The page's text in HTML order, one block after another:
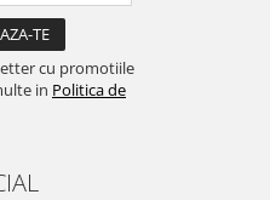
cu promotiile
in Politica de